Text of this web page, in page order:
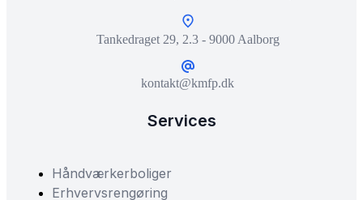
Tankedraget 29, 2.3 - 9000 Aalborg
kontakt@kmfp.dk
Services
Håndværkerboliger
Erhvervsrengøring